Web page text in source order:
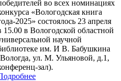
во всех номинациях
«Вологодская книга
2025» состоялось 23 апреля
15.00 в Вологодской областной
научной
им. И В. Бабушкина
ул. М. Ульяновой, д.1,
зал).